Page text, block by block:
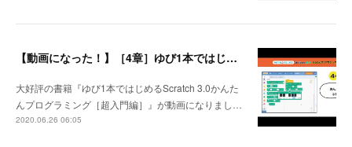
【動画になった！】［4章］ゆび1本ではじめるScratch 3.0かんたんプログラミング［超入門編］
大好評の書籍『ゆび1本ではじめるScratch 3.0かんた
んプログラミング［超入門編］』が動画になりまし…
2020.06.26 06:05